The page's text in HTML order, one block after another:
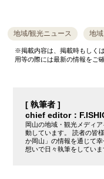
地域/観光ニュース 地
※掲載内容は、掲載時もしく
用等の際には最新の情報をご
[ 執筆者 ]
chief editor：
岡山の地域・観光メディ
動しています。 読者の皆
か岡山」の情報を通じて
想いで日々執筆をしていま